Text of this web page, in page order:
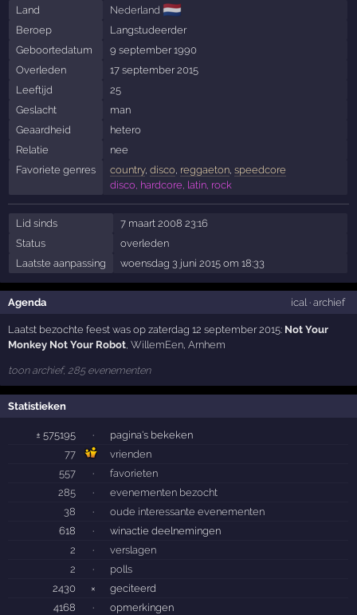
Land
Nederland 🇳🇱
Beroep
Langstudeerder
Geboortedatum
9 september 1990
Overleden
17 september 2015
Leeftijd
25
Geslacht
man
Geaardheid
hetero
Relatie
nee
Favoriete genres
country, disco, reggaeton, speedcore
disco, hardcore, latin, rock
Lid sinds
7 maart 2008 23:16
Status
overleden
Laatste aanpassing
woensdag 3 juni 2015 om 18:33
Agenda ical· archief
Laatst bezochte feest was op zaterdag 12 september 2015: Not Your
Monkey Not Your Robot,WillemEen,Arnhem
toon archief, 285 evenementen
Statistieken
± 575195 ·
pagina's bekeken
77
vrienden
557
·
favorieten
285
·
evenementen bezocht
38
·
oude interessante evenementen
618
·
winactie deelnemingen
2
·
verslagen
2
·
polls
2430
×
geciteerd
4168
·
opmerkingen